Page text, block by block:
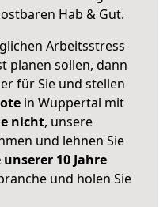
Hab & Gut.
Arbeitsstress
planen sollen, dann
für Sie und stellen
in Wuppertal mit
nicht, unsere
und lehnen Sie
10 Jahre
und holen Sie